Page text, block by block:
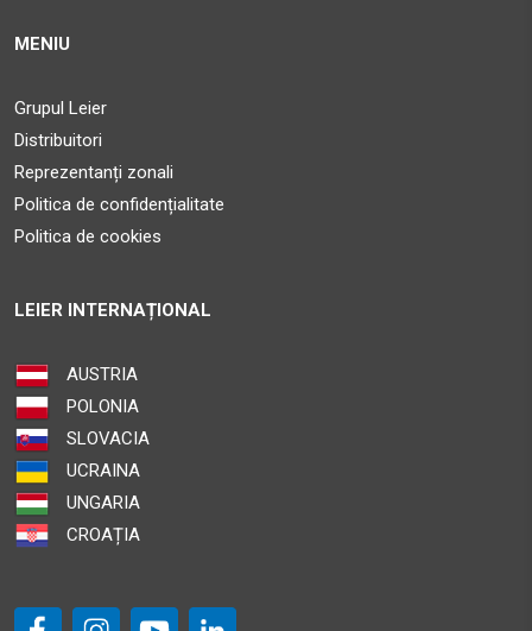
Obține direcții
Str.Timafalvi Nr.103A
Cristuru Secuiesc HR 535400
Obține direcții
SAZY MESTER SRL
Str.Rakoczi Ferenc Nr.118
Odorheiu Secuiesc HR 535600
46.8 km
Obține direcții
Str.Principala FN
MENIU
Grupul Leier
Distribuitori
Reprezentanți zonali
Politica de confidențialitate
Politica de cookies
LEIER INTERNAȚIONAL
AUSTRIA
POLONIA
SLOVACIA
UCRAINA
UNGARIA
CROAȚIA